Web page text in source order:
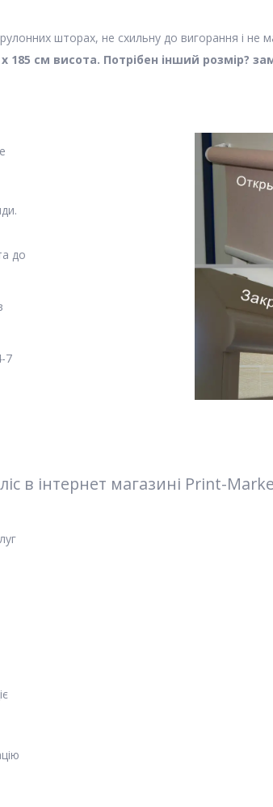
шторах, не схильну до вигорання і не
185 см висота. Потрібен інший розмір?
до
7
в інтернет магазині Print-